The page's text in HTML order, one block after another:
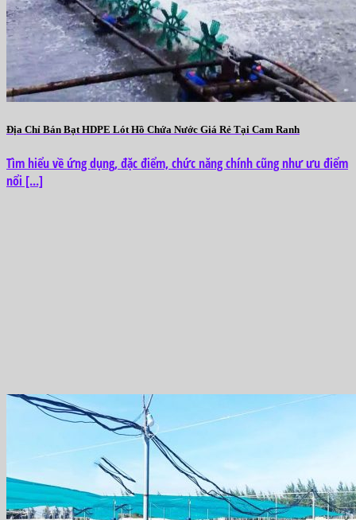
Địa Chỉ Bán Bạt HDPE Lót Hồ Chứa Nước Giá Rẻ Tại Cam Ranh
Tìm hiểu về ứng dụng, đặc điểm, chức năng chính cũng như ưu điểm
nổi [...]